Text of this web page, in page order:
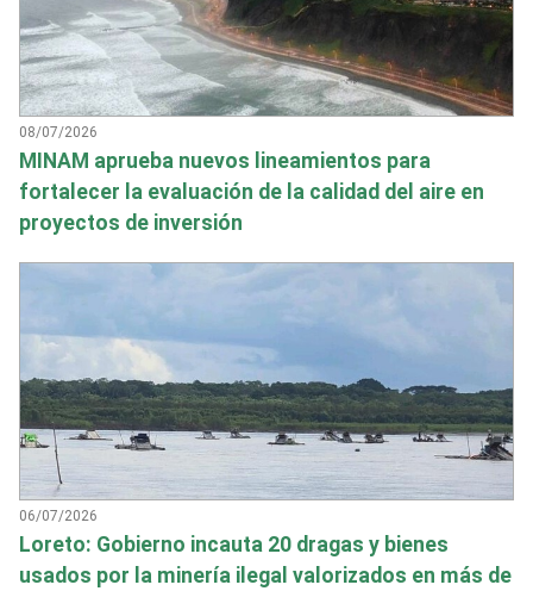
08/07/2026
MINAM aprueba nuevos lineamientos para
fortalecer la evaluación de la calidad del aire en
proyectos de inversión
06/07/2026
Loreto: Gobierno incauta 20 dragas y bienes
usados por la minería ilegal valorizados en más de